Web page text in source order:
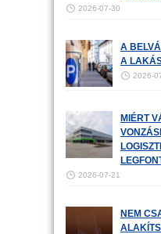
2026-07-30
A
A
2026-
MIÉRT
2026-07-21
NEM